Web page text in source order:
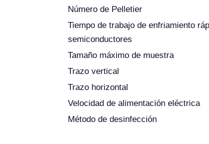
Número de Pelletier
Tiempo de trabajo de enfriamiento
semiconductores
Tamaño máximo de muestra
Trazo vertical
Trazo horizontal
Velocidad de alimentación eléctrica
Método de desinfección